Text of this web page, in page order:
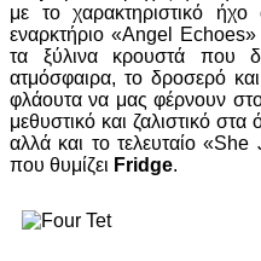
με το χαρακτηριστικό
εναρκτήριο «Angel Echoes»
τα ξύλινα κρουστά που
ατμόσφαιρα, το δροσερό
φλάουτα να μας φέρνουν
μεθυστικό και ζαλιστικό
αλλά και το τελευταίο
που θυμίζει Fridge.